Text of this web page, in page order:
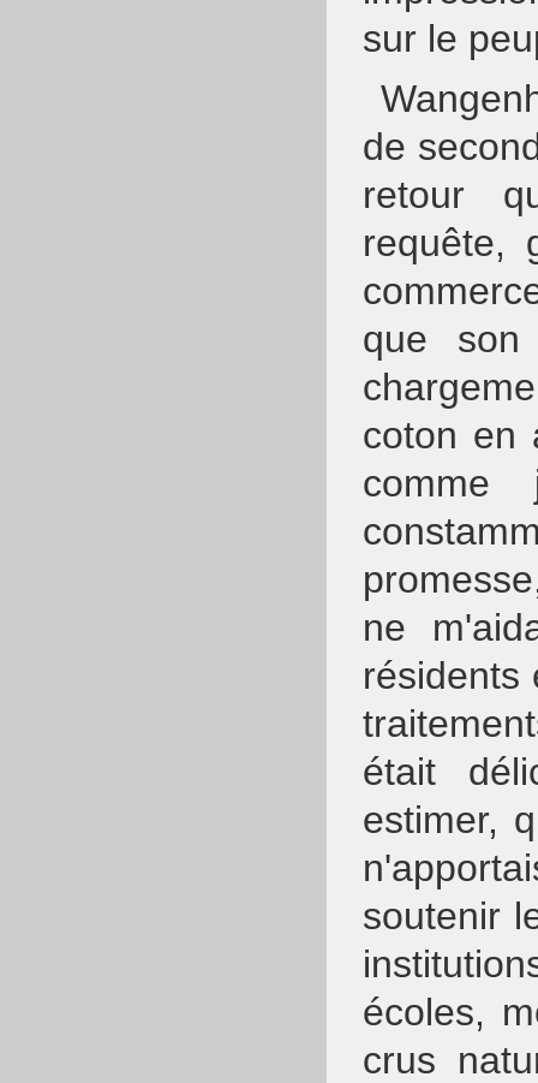
sur le
de
retour
requête,
que son
coton en
ne
résidents
était
estimer,
soutenir
écoles,
crus